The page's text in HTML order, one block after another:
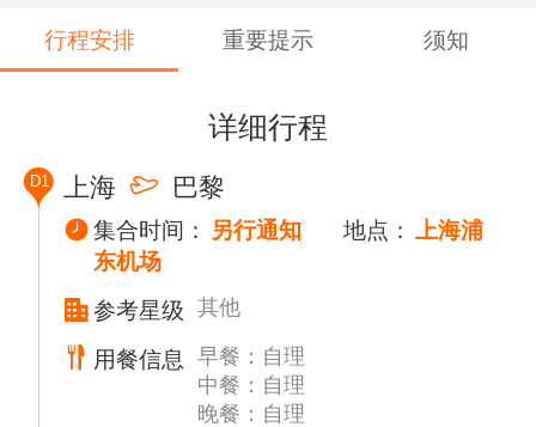
行程安排 重要提示 须知
详细行程
D1 上海 巴黎
集合时间： 另行通知 地点： 上海浦
东机场
参考星级
其他
用餐信息
早餐：自理
中餐：自理
晚餐：自理